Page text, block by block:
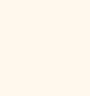
繁华落尽的地方？